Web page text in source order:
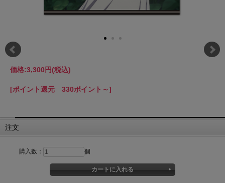
価格:3,300円(税込)
[ポイント還元 330ポイント～]
注文
購入数： 個